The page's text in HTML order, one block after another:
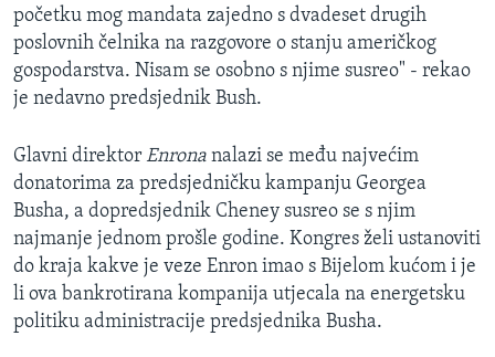
početku mog mandata zajedno s dvadeset drugih
poslovnih čelnika na razgovore o stanju američkog
gospodarstva. Nisam se osobno s njime susreo" - rekao
je nedavno predsjednik Bush.
Glavni direktor Enrona nalazi se među najvećim
donatorima za predsjedničku kampanju Georgea
Busha, a dopredsjednik Cheney susreo se s njim
najmanje jednom prošle godine. Kongres želi ustanoviti
do kraja kakve je veze Enron imao s Bijelom kućom i je
li ova bankrotirana kompanija utjecala na energetsku
politiku administracije predsjednika Busha.